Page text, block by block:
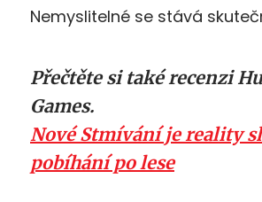
Nemyslitelné se stává
Přečtěte si také recenzi
Games.
Nové Stmívání je reality
pobíhání po lese